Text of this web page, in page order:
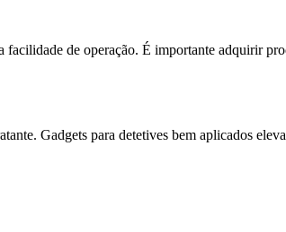
facilidade de operação. É importante adquirir
Gadgets para detetives bem aplicados